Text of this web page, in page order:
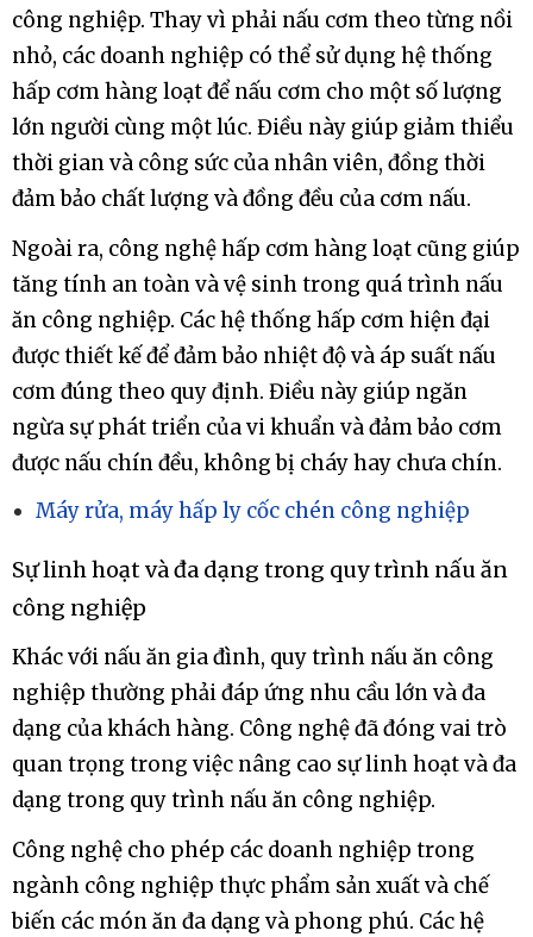
công nghiệp. Thay vì phải nấu cơm theo từng nồi
nhỏ, các doanh nghiệp có thể sử dụng hệ thống
hấp cơm hàng loạt để nấu cơm cho một số lượng
lớn người cùng một lúc. Điều này giúp giảm thiểu
thời gian và công sức của nhân viên, đồng thời
đảm bảo chất lượng và đồng đều của cơm nấu.
Ngoài ra, công nghệ hấp cơm hàng loạt cũng giúp
tăng tính an toàn và vệ sinh trong quá trình nấu
ăn công nghiệp. Các hệ thống hấp cơm hiện đại
được thiết kế để đảm bảo nhiệt độ và áp suất nấu
cơm đúng theo quy định. Điều này giúp ngăn
ngừa sự phát triển của vi khuẩn và đảm bảo cơm
được nấu chín đều, không bị cháy hay chưa chín.
Máy rửa, máy hấp ly cốc chén công nghiệp
Sự linh hoạt và đa dạng trong quy trình nấu ăn
công nghiệp
Khác với nấu ăn gia đình, quy trình nấu ăn công
nghiệp thường phải đáp ứng nhu cầu lớn và đa
dạng của khách hàng. Công nghệ đã đóng vai trò
quan trọng trong việc nâng cao sự linh hoạt và đa
dạng trong quy trình nấu ăn công nghiệp.
Công nghệ cho phép các doanh nghiệp trong
ngành công nghiệp thực phẩm sản xuất và chế
biến các món ăn đa dạng và phong phú. Các hệ